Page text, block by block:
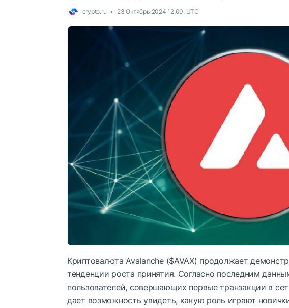
crypto.ru 23 Октябрь 2024 12:00, UTC
Криптовалюта Avalanche ($AVAX) продолжает
тенденции роста принятия. Согласно последним
пользователей, совершающих первые транзакции в
дает возможность увидеть, какую роль играют